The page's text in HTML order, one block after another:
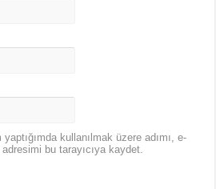
kullanılmak üzere adımı, e-
bu tarayıcıya kaydet.